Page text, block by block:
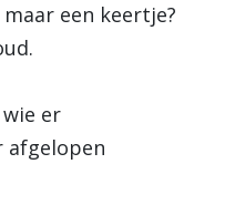
een keertje?
er
afgelopen